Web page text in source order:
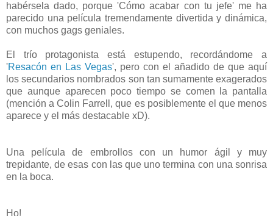
habérsela dado, porque 'Cómo acabar con tu jefe' me ha
parecido una película tremendamente divertida y dinámica,
con muchos gags geniales.
El trío protagonista está estupendo, recordándome a
'Resacón en Las Vegas', pero con el añadido de que aquí
los secundarios nombrados son tan sumamente exagerados
que aunque aparecen poco tiempo se comen la pantalla
(mención a Colin Farrell, que es posiblemente el que menos
aparece y el más destacable xD).
Una película de embrollos con un humor ágil y muy
trepidante, de esas con las que uno termina con una sonrisa
en la boca.
Ho!